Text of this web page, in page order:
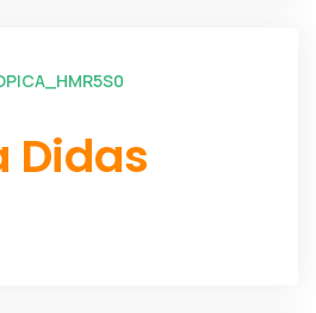
Didas